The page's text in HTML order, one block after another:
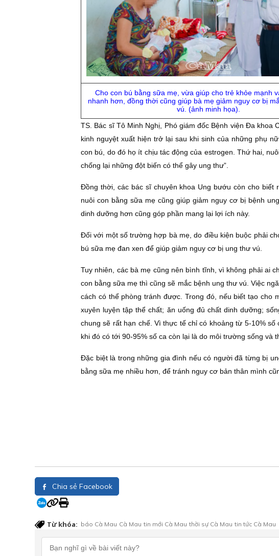
Cho con bú bằng sữa mẹ, vừa giúp cho trẻ khỏe mạnh
nhanh hơn, đồng thời cũng giúp bà mẹ giảm nguy cơ bị
vú. (ảnh minh họa).
TS. Bác sĩ Tô Minh Nghị, Phó giám đốc Bệnh viện Đa khoa
kinh nguyệt xuất hiện trở lại sau khi sinh của những phụ
con bú, do đó họ ít chịu tác động của estrogen. Thứ hai,
chống lại những đột biến có thể gây ung thư”.
Đồng thời, các bác sĩ chuyên khoa Ung bướu còn cho biết
nuôi con bằng sữa mẹ cũng giúp giảm nguy cơ bị bệnh
dinh dưỡng hơn cũng góp phần mang lại lợi ích này.
Đối với một số trường hợp bà mẹ, do điều kiện buộc phải
bú sữa mẹ đan xen để giúp giảm nguy cơ bị ung thư vú.
Tuy nhiên, các bà mẹ cũng nên bình tĩnh, vì không phải ai
con bằng sữa mẹ thì cũng sẽ mắc bệnh ung thư vú. Việc
cách có thể phòng tránh được. Trong đó, nếu biết tạo
xuyên luyện tập thể chất; ăn uống đủ chất dinh dưỡng;
chung sẽ rất hạn chế. Vì thực tế chỉ có khoảng từ 5-10%
khi đó có tới 90-95% số ca còn lại là do môi trường sống và
Đặc biệt là trong những gia đình nếu có người đã từng bị
bằng sữa mẹ nhiều hơn, để tránh nguy cơ bản thân mình
Chia sẻ Facebook
Từ khóa: báo Cà Mau Cà Mau tin mới Cà Mau thời sự Cà Mau tin tức Cà Mau